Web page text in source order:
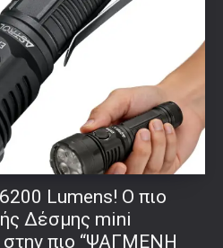
Lumens! Ο πιο
Δέσμης mini
στην πιο “ΨΑΓΜΕΝΗ